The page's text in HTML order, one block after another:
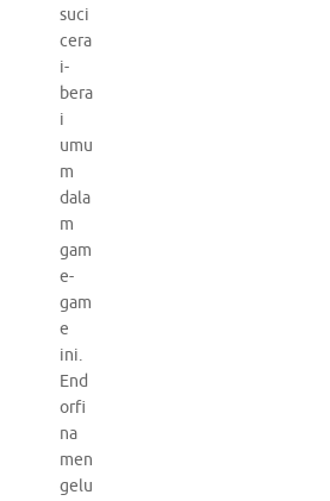
suci
cera
i-
bera
i
umu
m
dala
m
gam
e-
gam
e
ini.
End
orfi
na
men
gelu